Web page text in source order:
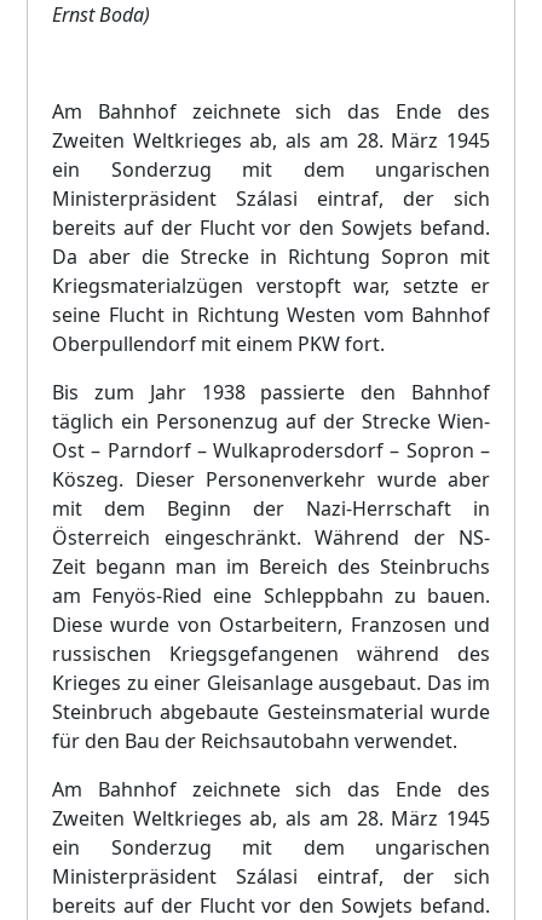
Ernst Boda)
Am Bahnhof zeichnete sich das Ende des
Zweiten Weltkrieges ab, als am 28. März 1945
ein Sonderzug mit dem ungarischen
Ministerpräsident Szálasi eintraf, der sich
bereits auf der Flucht vor den Sowjets befand.
Da aber die Strecke in Richtung Sopron mit
Kriegsmaterialzügen verstopft war, setzte er
seine Flucht in Richtung Westen vom Bahnhof
Oberpullendorf mit einem PKW fort.
Bis zum Jahr 1938 passierte den Bahnhof
täglich ein Personenzug auf der Strecke Wien-
Ost – Parndorf – Wulkaprodersdorf – Sopron –
Köszeg. Dieser Personenverkehr wurde aber
mit dem Beginn der Nazi-Herrschaft in
Österreich eingeschränkt. Während der NS-
Zeit begann man im Bereich des Steinbruchs
am Fenyös-Ried eine Schleppbahn zu bauen.
Diese wurde von Ostarbeitern, Franzosen und
russischen Kriegsgefangenen während des
Krieges zu einer Gleisanlage ausgebaut. Das im
Steinbruch abgebaute Gesteinsmaterial wurde
für den Bau der Reichsautobahn verwendet.
Am Bahnhof zeichnete sich das Ende des
Zweiten Weltkrieges ab, als am 28. März 1945
ein Sonderzug mit dem ungarischen
Ministerpräsident Szálasi eintraf, der sich
bereits auf der Flucht vor den Sowjets befand.